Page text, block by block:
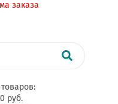
заказа
руб.